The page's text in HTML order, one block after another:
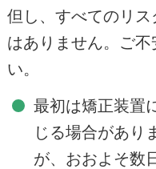
但し、すべてのリ
はありません。ご
い。
最初は矯正装置
じる場合があり
が、おおよそ数